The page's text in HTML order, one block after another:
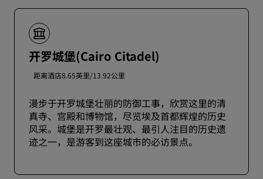
开罗城堡(Cairo Citadel)
距离酒店8.65英里/13.92公里
漫步于开罗城堡壮丽的防御工事，欣赏这里的清
真寺、宫殿和博物馆，尽览埃及首都辉煌的历史
风采。城堡是开罗最壮观、最引人注目的历史遗
迹之一，是游客到这座城市的必访景点。